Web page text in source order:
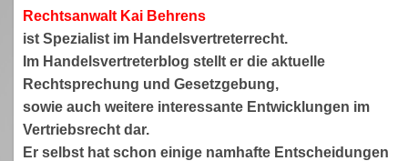
Rechtsanwalt Kai Behrens
ist Spezialist im Handelsvertreterrecht.
Im Handelsvertreterblog stellt er die aktuelle
Rechtsprechung und Gesetzgebung,
sowie auch weitere interessante Entwicklungen im
Vertriebsrecht dar.
Er selbst hat schon einige namhafte Entscheidungen